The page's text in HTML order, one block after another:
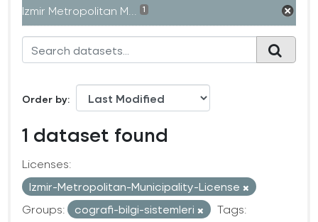
Izmir Metropolitan M... 1
Order by
1 dataset found
Licenses:
Izmir-Metropolitan-Municipality-License
Groups:
cografi-bilgi-sistemleri
Tags: